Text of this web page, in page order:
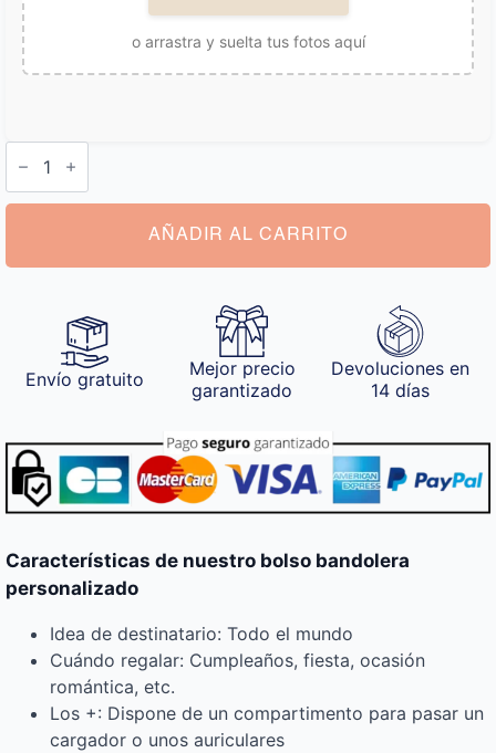
o arrastra y suelta tus fotos aquí
Bolso
Bandolera
Personalizado
cantidad
AÑADIR AL CARRITO
Envío gratuito
Mejor precio
garantizado
Devoluciones en
14 días
Características de nuestro bolso bandolera
personalizado
Idea de destinatario: Todo el mundo
Cuándo regalar: Cumpleaños, fiesta, ocasión
romántica, etc.
Los +: Dispone de un compartimento para pasar un
cargador o unos auriculares